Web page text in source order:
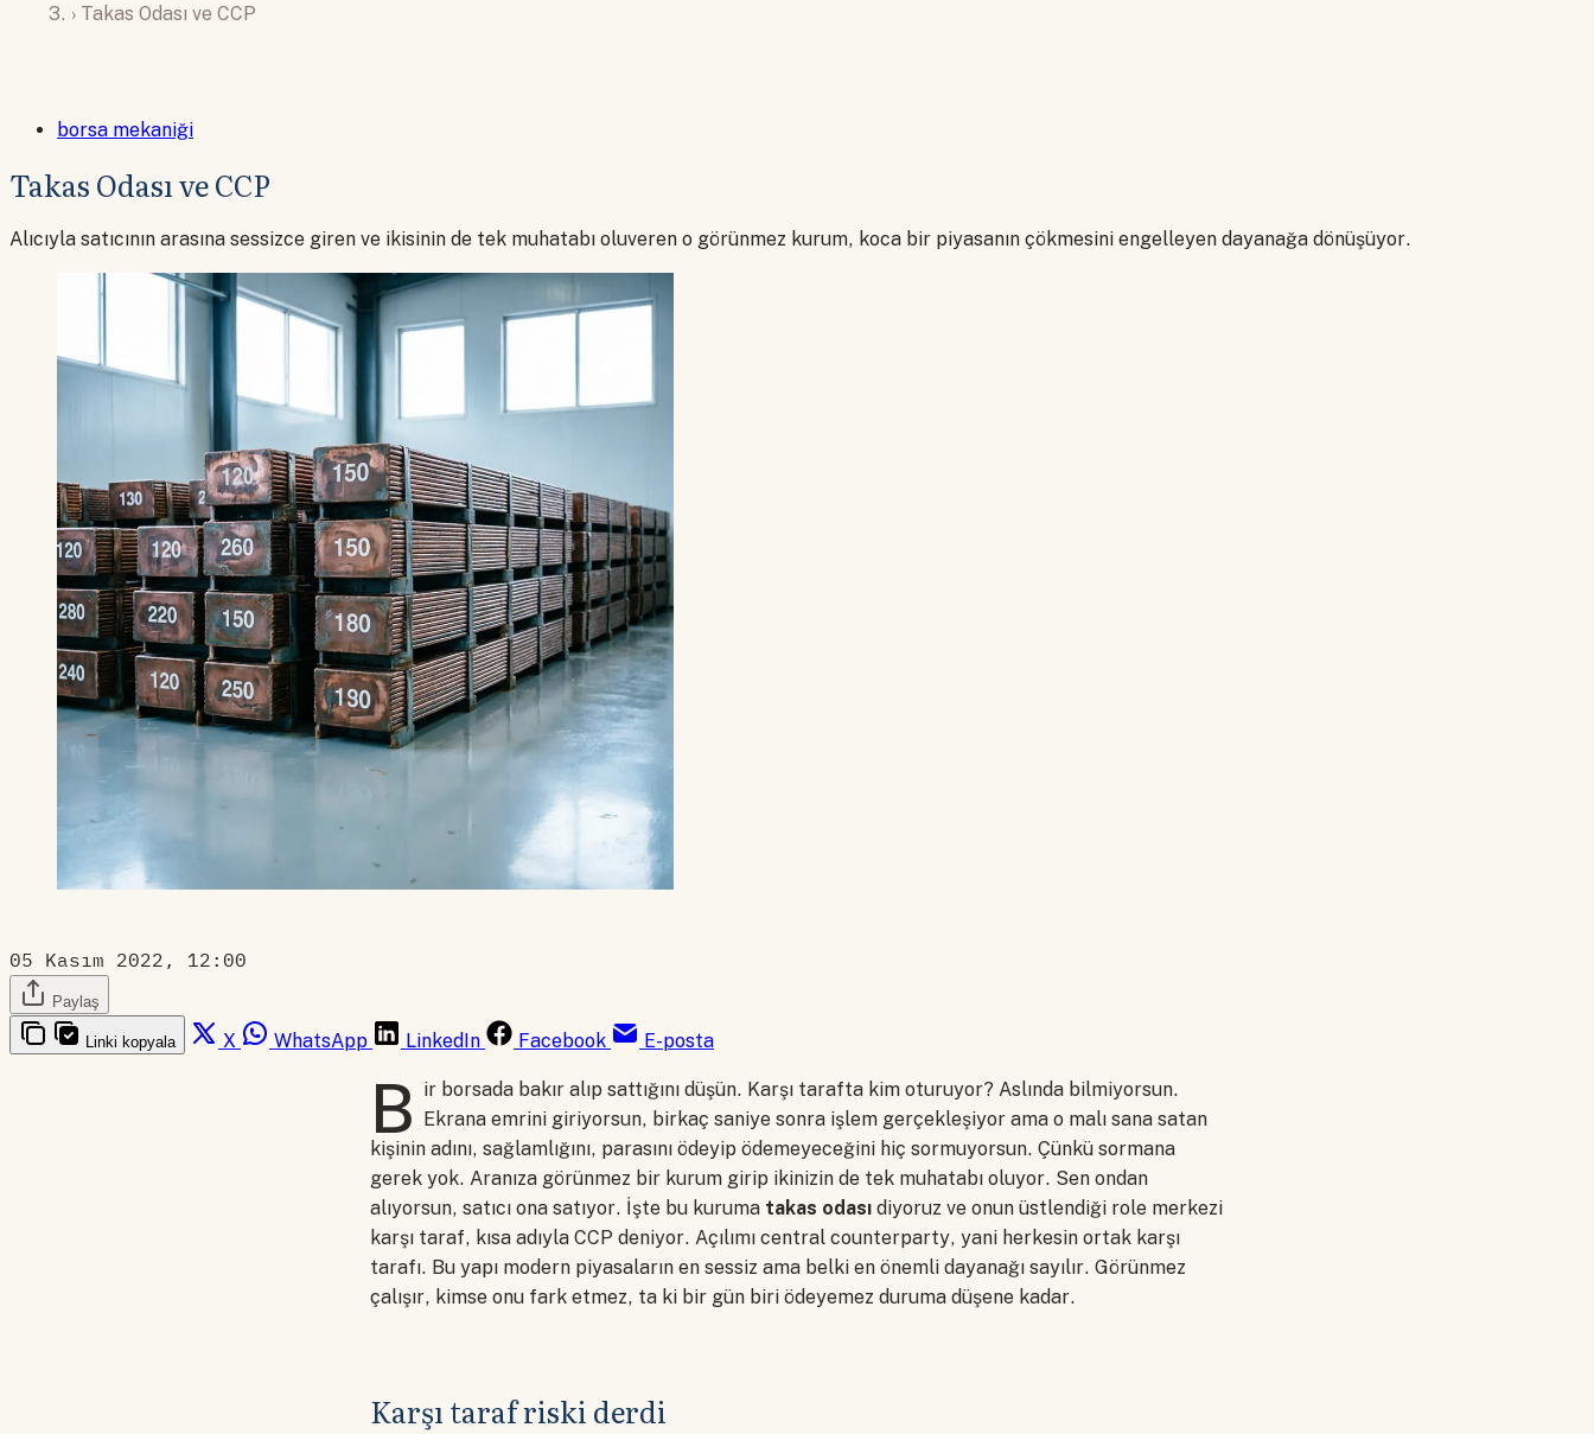
› Takas Odası ve CCP
borsa mekaniği
Takas Odası ve CCP
Alıcıyla satıcının arasına sessizce giren ve ikisinin de tek muhatabı oluveren o görünmez kurum, koca bir piyasanın çökmesini engelleyen dayanağa dönüşüyor.
05 Kasım 2022, 12:00
Paylaş
Linki kopyala X WhatsApp LinkedIn Facebook E-posta
B ir borsada bakır alıp sattığını düşün. Karşı tarafta kim oturuyor? Aslında bilmiyorsun.
Ekrana emrini giriyorsun, birkaç saniye sonra işlem gerçekleşiyor ama o malı sana satan
kişinin adını, sağlamlığını, parasını ödeyip ödemeyeceğini hiç sormuyorsun. Çünkü sormana
gerek yok. Aranıza görünmez bir kurum girip ikinizin de tek muhatabı oluyor. Sen ondan
alıyorsun, satıcı ona satıyor. İşte bu kuruma takas odası diyoruz ve onun üstlendiği role merkezi
karşı taraf, kısa adıyla CCP deniyor. Açılımı central counterparty, yani herkesin ortak karşı
tarafı. Bu yapı modern piyasaların en sessiz ama belki en önemli dayanağı sayılır. Görünmez
çalışır, kimse onu fark etmez, ta ki bir gün biri ödeyemez duruma düşene kadar.
Karşı taraf riski derdi